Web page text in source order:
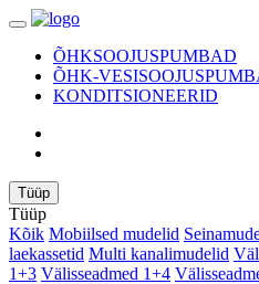
ÕHKSOOJUSPUMBAD
ÕHK-
KONDITSIONEERID
Tüüp
Tüüp
Kõik Mobiilsed mudelid
laekassetid Multi kanalimudelid
1+3 Välisseadmed 1+4